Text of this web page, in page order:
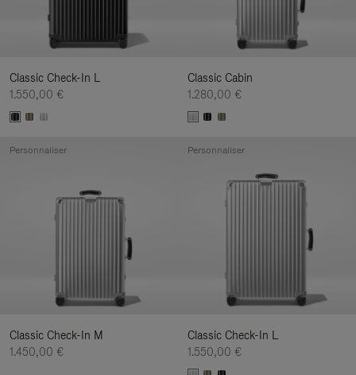
Classic Check-In L
1.550,00 €
Classic Cabin
1.280,00 €
Classic Check-In M
1.450,00 €
Personnaliser
Classic Check-In L
1.550,00 €
Personnaliser